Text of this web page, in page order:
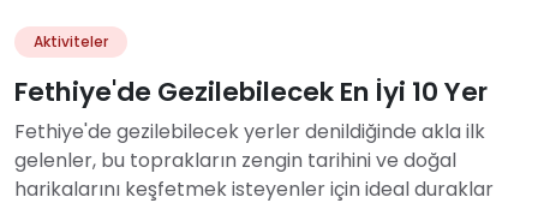
Aktiviteler
Fethiye'de Gezilebilecek En İyi 10 Yer
Fethiye'de gezilebilecek yerler denildiğinde akla ilk
gelenler, bu toprakların zengin tarihini ve doğal
harikalarını keşfetmek isteyenler için ideal duraklar